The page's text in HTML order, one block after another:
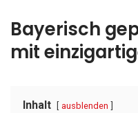
Bayerisch
mit
Inhalt ausblenden